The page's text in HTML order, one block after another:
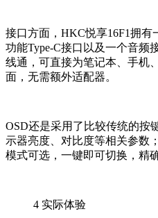
接口方面，HKC悦享16F1拥有
功能Type-C接口以及一个音频
线通，可直接为笔记本、手机
面，无需额外适配器。
OSD还是采用了比较传统的按
示器亮度、对比度等相关参数
模式可选，一键即可切换，精
4 实际体验